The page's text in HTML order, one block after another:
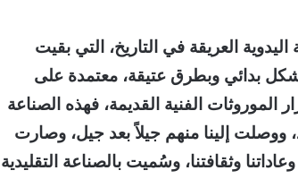
العريقة في التاريخ، التي بقيت
بدائي وبطرق عتيقة، معتمدة على
الموروثات الفنية القديمة، فهذه الصناعة
ووصلت إلينا منهم جيلاً بعد جيل، وصارت
وثقافتنا، وسُميت بالصناعة التقليدية